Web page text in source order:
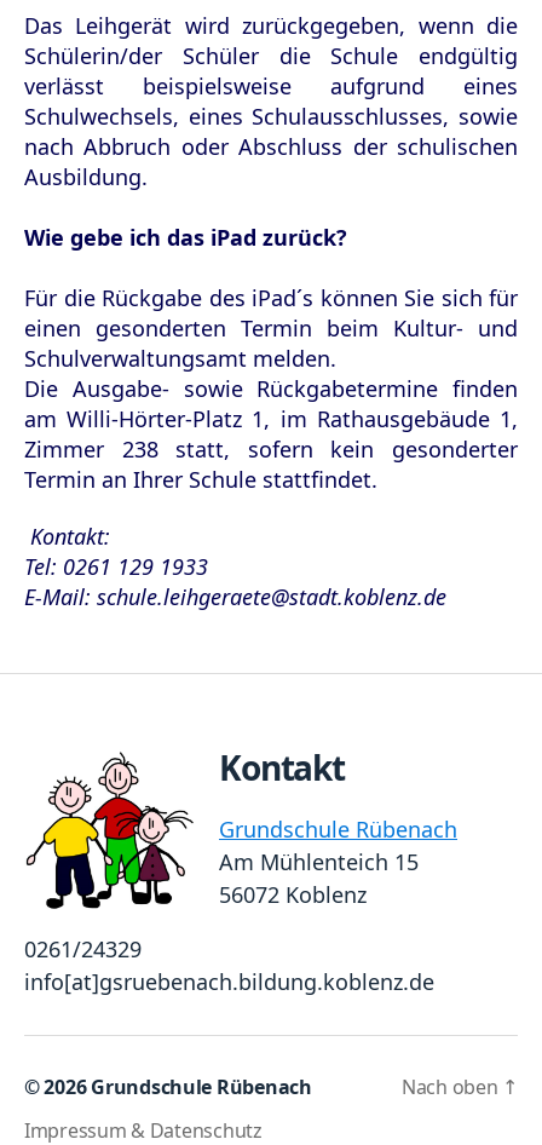
Das Leihgerät wird zurückgegeben, wenn die
Schülerin/der Schüler die Schule endgültig
verlässt beispielsweise aufgrund eines
Schulwechsels, eines Schulausschlusses, sowie
nach Abbruch oder Abschluss der schulischen
Ausbildung.
Wie gebe ich das iPad zurück?
Für die Rückgabe des iPad´s können Sie sich für
einen gesonderten Termin beim Kultur- und
Schulverwaltungsamt melden.
Die Ausgabe- sowie Rückgabetermine finden
am Willi-Hörter-Platz 1, im Rathausgebäude 1,
Zimmer 238 statt, sofern kein gesonderter
Termin an Ihrer Schule stattfindet.
Kontakt:
Tel: 0261 129 1933
E-Mail: schule.leihgeraete@stadt.koblenz.de
Kontakt
Grundschule Rübenach
Am Mühlenteich 15
56072 Koblenz
0261/24329
info[at]gsruebenach.bildung.koblenz.de
© 2026Grundschule Rübenach
Impressum & Datenschutz
Nach oben ↑